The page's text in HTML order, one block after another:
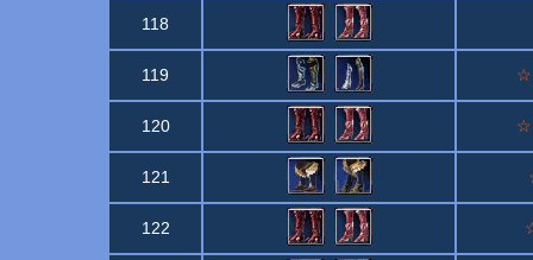
118
119
120
121
122